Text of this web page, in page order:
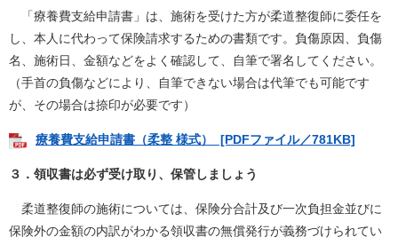
「療養費支給申請書」は、施術を受けた方が柔道整復師に委任を
し、本人に代わって保険請求するための書類です。負傷原因、負傷
名、施術日、金額などをよく確認して、自筆で署名してください。
（手首の負傷などにより、自筆できない場合は代筆でも可能です
が、その場合は捺印が必要です）
療養費支給申請書（柔整 様式） [PDFファイル／781KB]
３．領収書は必ず受け取り、保管しましょう
柔道整復師の施術については、保険分合計及び一次負担金並びに
保険外の金額の内訳がわかる領収書の無償発行が義務づけられてい